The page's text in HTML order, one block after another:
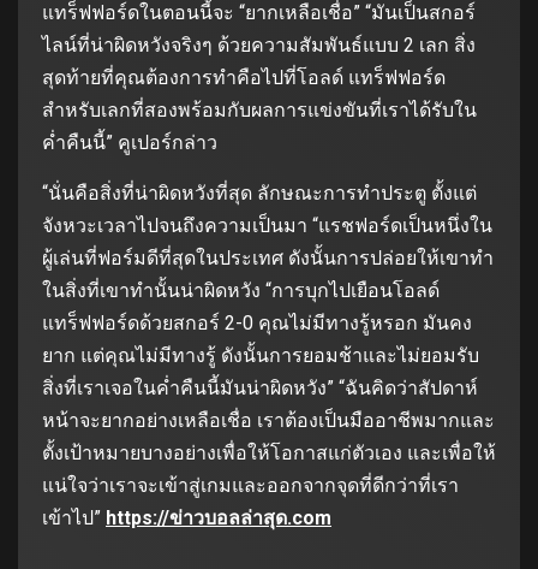
แทร็ฟฟอร์ดในตอนนี้จะ “ยากเหลือเชื่อ” “มันเป็นสกอร์
ไลน์ที่น่าผิดหวังจริงๆ ด้วยความสัมพันธ์แบบ 2 เลก สิ่ง
สุดท้ายที่คุณต้องการทำคือไปที่โอลด์ แทร็ฟฟอร์ด
สำหรับเลกที่สองพร้อมกับผลการแข่งขันที่เราได้รับใน
ค่ำคืนนี้” คูเปอร์กล่าว
“นั่นคือสิ่งที่น่าผิดหวังที่สุด ลักษณะการทำประตู ตั้งแต่
จังหวะเวลาไปจนถึงความเป็นมา “แรชฟอร์ดเป็นหนึ่งใน
ผู้เล่นที่ฟอร์มดีที่สุดในประเทศ ดังนั้นการปล่อยให้เขาทำ
ในสิ่งที่เขาทำนั้นน่าผิดหวัง “การบุกไปเยือนโอลด์
แทร็ฟฟอร์ดด้วยสกอร์ 2-0 คุณไม่มีทางรู้หรอก มันคง
ยาก แต่คุณไม่มีทางรู้ ดังนั้นการยอมช้าและไม่ยอมรับ
สิ่งที่เราเจอในค่ำคืนนี้มันน่าผิดหวัง” “ฉันคิดว่าสัปดาห์
หน้าจะยากอย่างเหลือเชื่อ เราต้องเป็นมืออาชีพมากและ
ตั้งเป้าหมายบางอย่างเพื่อให้โอกาสแก่ตัวเอง และเพื่อให้
แน่ใจว่าเราจะเข้าสู่เกมและออกจากจุดที่ดีกว่าที่เรา
เข้าไป” https://ข่าวบอลล่าสุด.com